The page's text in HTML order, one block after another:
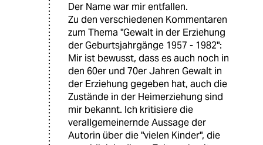
Der Name war mir entfallen.
Zu den verschiedenen Kommentaren
zum Thema "Gewalt in der Erziehung
der Geburtsjahrgänge 1957 - 1982":
Mir ist bewusst, dass es auch noch in
den 60er und 70er Jahren Gewalt in
der Erziehung gegeben hat, auch die
Zustände in der Heimerziehung sind
mir bekannt. Ich kritisiere die
verallgemeinernde Aussage der
Autorin über die "vielen Kinder", die